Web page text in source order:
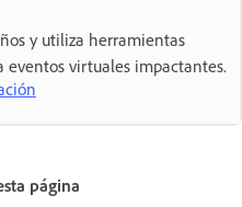
y utiliza herramientas
eventos virtuales impactantes.
página